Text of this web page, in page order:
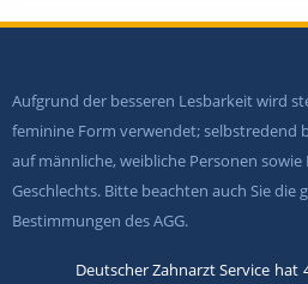
Aufgrund der besseren Lesbarkeit wird
feminine Form verwendet; selbstredend
auf männliche, weibliche Personen
Geschlechts. Bitte beachten auch Sie die
Bestimmungen des AGG.
Deutscher Zahnarzt Service hat